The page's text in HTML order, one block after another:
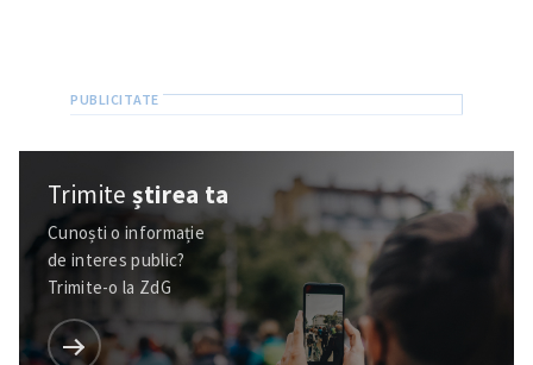
Trimiteștirea ta
Cunoști o informație
de interes public?
Trimite-o la ZdG